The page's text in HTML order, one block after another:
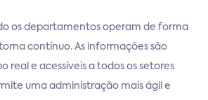
os departamentos operam de forma
contínuo. As informações são
real e acessíveis a todos os setores
uma administração mais ágil e